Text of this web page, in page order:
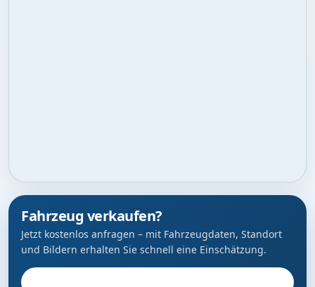
Fahrzeug verkaufen?
Jetzt kostenlos anfragen – mit Fahrzeugdaten, Standort
und Bildern erhalten Sie schnell eine Einschätzung.